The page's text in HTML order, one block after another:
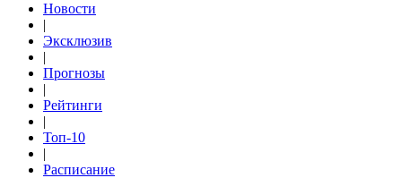
Новости
|
Эксклюзив
|
Прогнозы
|
Рейтинги
|
Топ-10
|
Расписание